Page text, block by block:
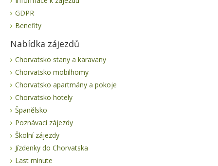
GDPR
Benefity
Nabídka zájezdů
Chorvatsko stany a karavany
Chorvatsko mobilhomy
Chorvatsko apartmány a pokoje
Chorvatsko hotely
Španělsko
Poznávací zájezdy
Školní zájezdy
Jízdenky do Chorvatska
Last minute